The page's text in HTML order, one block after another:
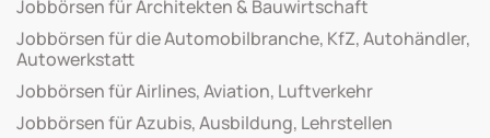
Jobbörsen für Architekten & Bauwirtschaft
Jobbörsen für die Automobilbranche, KfZ, Autohändler,
Autowerkstatt
Jobbörsen für Airlines, Aviation, Luftverkehr
Jobbörsen für Azubis, Ausbildung, Lehrstellen